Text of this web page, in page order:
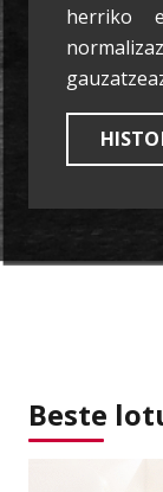
herriko
Beste